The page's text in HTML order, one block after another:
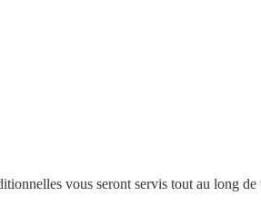
vous seront servis tout au long